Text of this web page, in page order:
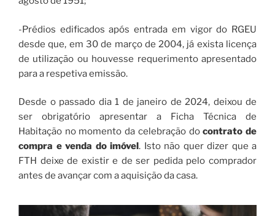
-Prédios edificados após entrada em vigor do RGEU
desde que, em 30 de março de 2004, já exista licença
de utilização ou houvesse requerimento apresentado
para a respetiva emissão.
Desde o passado dia 1 de janeiro de 2024, deixou de
ser obrigatório apresentar a Ficha Técnica de
Habitação no momento da celebração docontrato de
compra e venda do imóvel. Isto não quer dizer que a
FTH deixe de existir e de ser pedida pelo comprador
antes de avançar com a aquisição da casa.